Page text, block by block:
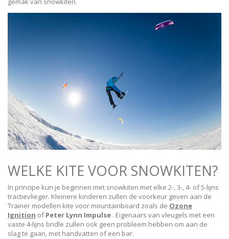
WELKE KITE VOOR SNOWKITEN?
In principe kun je beginnen met snowkiten met elke 2-, 3-, 4- of 5-lijns
tractievlieger. Kleinere kinderen zullen de voorkeur geven aan de
Trainer modellen kite voor mountainboard zoals de Ozone
Ignition ofPeter Lynn Impulse . Eigenaars van vleugels met een
vaste 4-lijns bridle zullen ook geen probleem hebben om aan de
slag te gaan, met handvatten of een bar.